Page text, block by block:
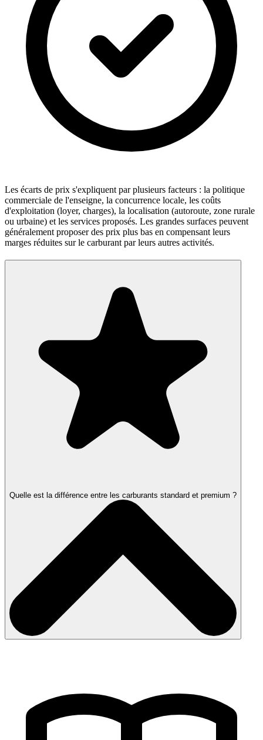
Les écarts de prix s'expliquent par plusieurs facteurs : la politique
commerciale de l'enseigne, la concurrence locale, les coûts
d'exploitation (loyer, charges), la localisation (autoroute, zone rurale
ou urbaine) et les services proposés. Les grandes surfaces peuvent
généralement proposer des prix plus bas en compensant leurs
marges réduites sur le carburant par leurs autres activités.
Quelle est la différence entre les carburants standard et premium ?